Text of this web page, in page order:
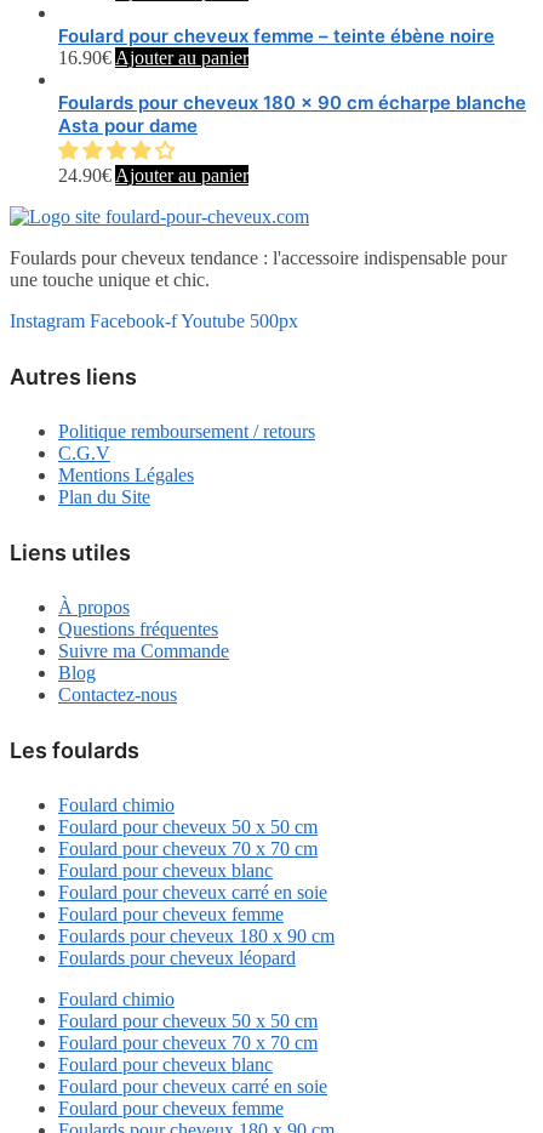
Foulard pour cheveux femme – teinte ébène noire
16.90€ Ajouter au panier
Foulards pour cheveux 180 x 90 cm écharpe blanche
Asta pour dame
24.90€ Ajouter au panier
Foulards pour cheveux tendance : l'accessoire indispensable pour
une touche unique et chic.
Instagram Facebook-fYoutube 500px
Autres liens
Politique remboursement / retours
C.G.V
Mentions Légales
Plan du Site
Liens utiles
À propos
Questions fréquentes
Suivre ma Commande
Blog
Contactez-nous
Les foulards
Foulard chimio
Foulard pour cheveux 50 x 50 cm
Foulard pour cheveux 70 x 70 cm
Foulard pour cheveux blanc
Foulard pour cheveux carré en soie
Foulard pour cheveux femme
Foulards pour cheveux 180 x 90 cm
Foulards pour cheveux léopard
Foulard chimio
Foulard pour cheveux 50 x 50 cm
Foulard pour cheveux 70 x 70 cm
Foulard pour cheveux blanc
Foulard pour cheveux carré en soie
Foulard pour cheveux femme